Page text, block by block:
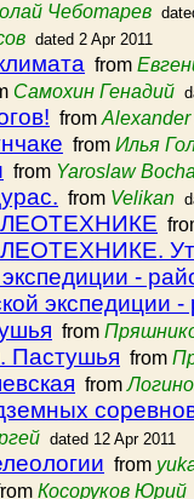
Чеботарев
dated 2 Apr 2011
from
Самохин Генадий
from
from Илья
from Yaroslaw
from Velikan
-
экспедиции -
from
Пастушья from
from
dated 12 Apr 2011
from
Косоруков Юрий